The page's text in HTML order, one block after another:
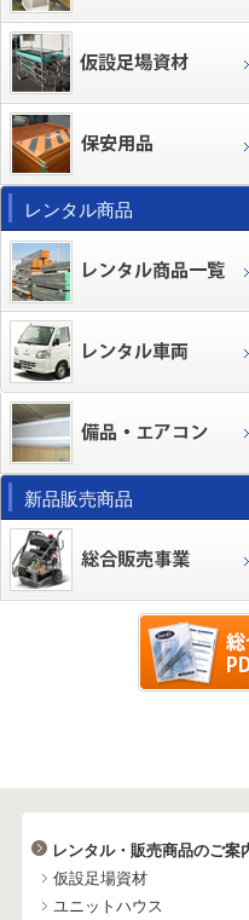
レンタル商品
新品販売商品
レンタル・販売商品のご案
仮設足場資材
ユニットハウス